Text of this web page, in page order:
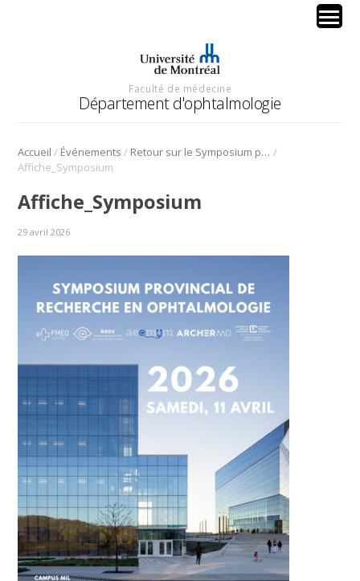
Faculté de médecine
Département d'ophtalmologie
Accueil / Événements / Retour sur le Symposium provincial de recherche en ophtalmologie /
Affiche_Symposium
Affiche_Symposium
29 avril 2026